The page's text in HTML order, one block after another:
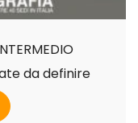
da definire